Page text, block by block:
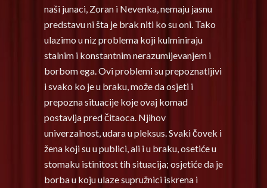
naši junaci, Zoran i Nevenka, nemaju jasnu
predstavu ni šta je brak niti ko su oni. Tako
ulazimo u niz problema koji kulminiraju
stalnim i konstantnim nerazumijevanjem i
borbom ega. Ovi problemi su prepoznatljivi
i svako ko je u braku, može da osjeti i
prepozna situacije koje ovaj komad
postavlja pred čitaoca. Njihov
univerzalnost, udara u pleksus. Svaki čovek i
žena koji su u publici, ali i u braku, osetiće u
stomaku istinitost tih situacija; osjetiće da je
borba u koju ulaze supružnici iskrena i